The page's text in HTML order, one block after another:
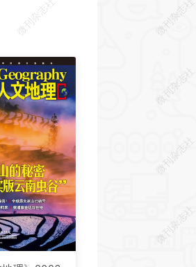
微刊杂志社 微刊杂志社
微刊杂志社 微刊杂志社
微刊杂志社 微刊杂志社
微刊杂志社 微刊杂志社